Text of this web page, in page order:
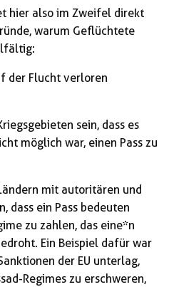
hier also im Zweifel direkt
warum Geflüchtete
der Flucht verloren
sein, dass es
möglich war, einen Pass zu
mit autoritären und
dass ein Pass bedeuten
zu zahlen, das eine*n
Ein Beispiel dafür war
der EU unterlag,
Regimes zu erschweren,